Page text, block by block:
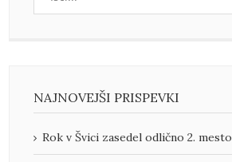
NAJNOVEJŠI PRISPEVKI
Rok v Švici zasedel odlično 2. mesto